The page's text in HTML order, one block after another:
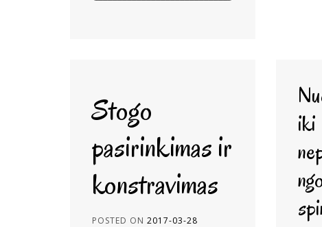
Stogo
pasirinkimas ir
konstravimas
POSTED ON 2017-03-28
iki